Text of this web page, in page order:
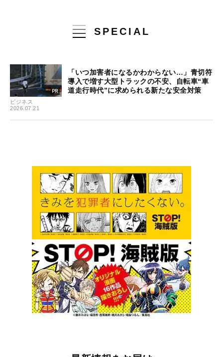
SPECIAL
ビジネス
2026.07.21
「いつ加害者になるかわからない…」青切符
導入で増す大型トラックの不安、自転車“車
道走行時代”に求められる新たな安全対策